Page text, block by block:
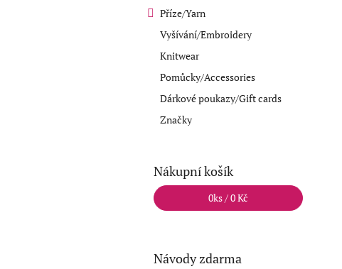
Příze/Yarn
Vyšívání/Embroidery
Knitwear
Pomůcky/Accessories
Dárkové poukazy/Gift cards
Značky
Nákupní košík
0ks /0 Kč
Návody zdarma